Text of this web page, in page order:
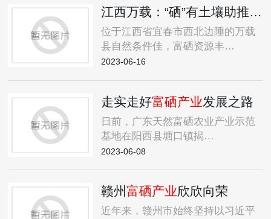
江西万载：“硒”有土壤助推特色农业高质量发展
位于江西省宜春市西北边陲的万载
县自然条件佳，富硒资源丰…
2023-06-16
走实走好富硒产业发展之路
日前，广东天然富硒农业产业示范
基地在阳西县塘口镇揭…
2023-06-08
赣州富硒产业欣欣向荣
近年来，赣州市始终坚持以习近平